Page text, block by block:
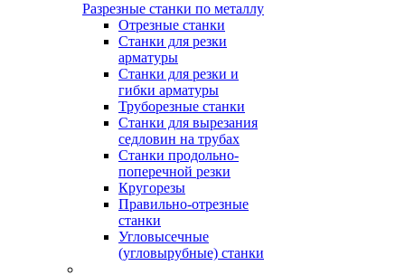
Разрезные станки по металлу
Отрезные станки
Станки для резки
арматуры
Станки для резки и
гибки арматуры
Труборезные станки
Станки для вырезания
седловин на трубаx
Станки продольно-
поперечной резки
Кругорезы
Правильно-отрезные
станки
Угловысечные
(угловырубные) станки